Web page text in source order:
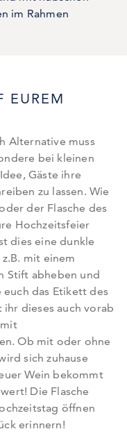
im Rahmen
EUREM
Alternative muss
bei kleinen
Gäste ihre
zu lassen. Wie
der Flasche des
Hochzeitsfeier
dies eine dunkle
mit einem
Stift abheben und
das Etikett des
dieses auch vorab
Ob mit oder ohne
sich zuhause
Wein bekommt
Die Flasche
öffnen
erinnern!